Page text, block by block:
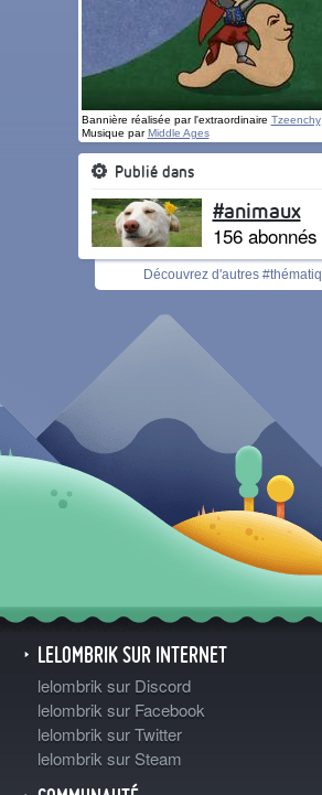
Bannière réalisée par l'extraordinaire Tzeenchy
Musique parMiddle Ages
Publié dans
#animaux
156 abonnés
Découvrez d'autres
LELOMBRIK SUR INTERNET
lelombrik sur Discord
lelombrik sur Facebook
lelombrik sur Twitter
lelombrik sur Steam